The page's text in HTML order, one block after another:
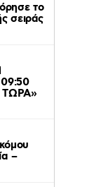
το
σειράς
ΤΩΡΑ»
–